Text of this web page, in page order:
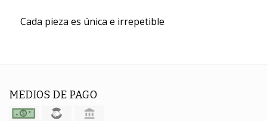
Cada pieza es única e irrepetible
MEDIOS DE PAGO